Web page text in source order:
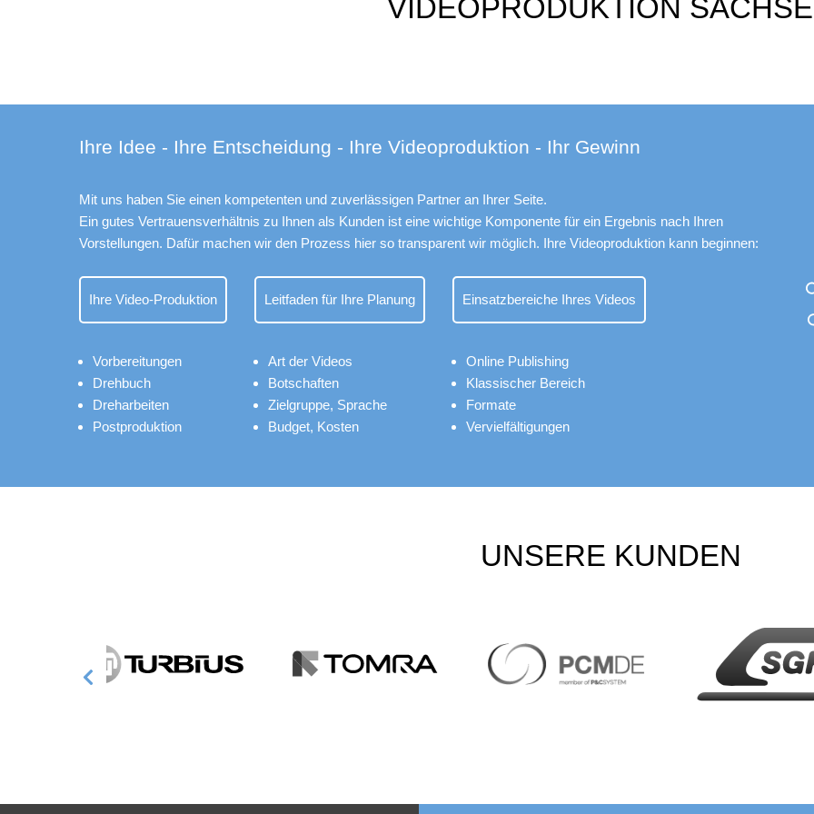
VIDEOPRODUKTION
Ihre Idee - Ihre Entscheidung - Ihre Videoproduktion - Ihr Gewinn
Mit uns haben Sie einen kompetenten und zuverlässigen Partner an Ihrer Seite.
Ein gutes Vertrauensverhältnis zu Ihnen als Kunden ist eine wichtige Komponente für ein Ergebnis nach Ihren
Vorstellungen. Dafür machen wir den Prozess hier so transparent wir möglich. IhreVideoproduktion kann beginnen:
Ihre Video-Produktion
Vorbereitungen
Drehbuch
Dreharbeiten
Postproduktion
Leitfaden für Ihre Planung
Art der Videos
Botschaften
Zielgruppe, Sprache
Budget, Kosten
Einsatzbereiche Ihres Videos
Online Publishing
Klassischer Bereich
Formate
Vervielfältigungen
UNSERE KUNDEN